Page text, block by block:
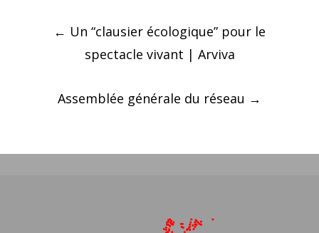
Navigation
← Un “clausier écologique” pour le
spectacle vivant | Arviva
Assemblée générale du réseau →